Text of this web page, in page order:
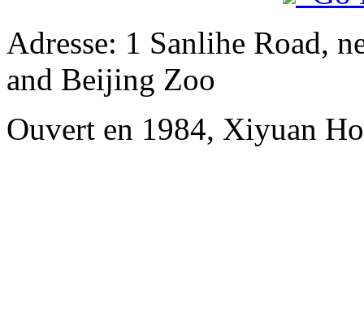
Adresse: 1 Sanlihe Road,
and Beijing Zoo
Ouvert en 1984, Xiyuan